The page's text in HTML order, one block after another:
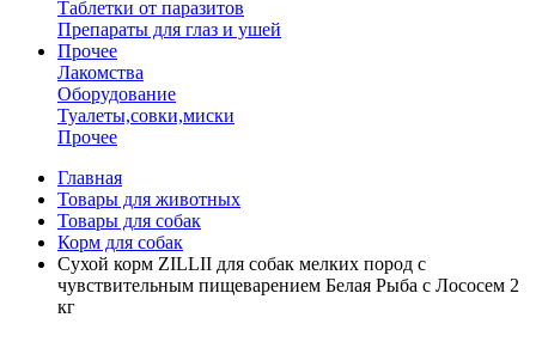
Таблетки от паразитов
Препараты для глаз и ушей
Прочее
Лакомства
Оборудование
Туалеты,совки,миски
Прочее
Главная
Товары для животных
Товары для собак
Корм для собак
Сухой корм ZILLII для собак мелких пород с
чувствительным пищеварением Белая Рыба с Лососем 2
кг